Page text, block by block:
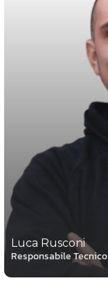
Luca Rusconi
Responsabile Tecnico